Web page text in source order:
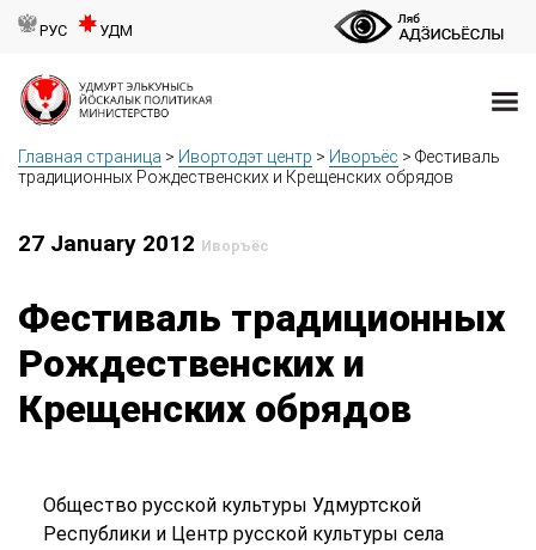
РУС УДМ
Главная страница > Ивортодэт центр > Иворъёс > Фестиваль
традиционных Рождественских и Крещенских обрядов
27 January 2012 Иворъёс
Фестиваль традиционных
Рождественских и
Крещенских обрядов
Общество русской культуры Удмуртской
Республики и Центр русской культуры села